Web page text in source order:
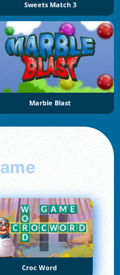
Sweets Match 3
Marble Blast
Croc Word